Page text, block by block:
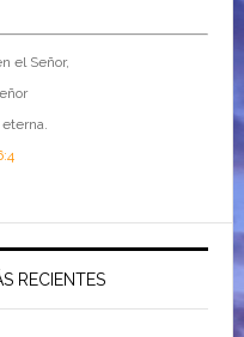
el Señor,
eterna.
RECIENTES